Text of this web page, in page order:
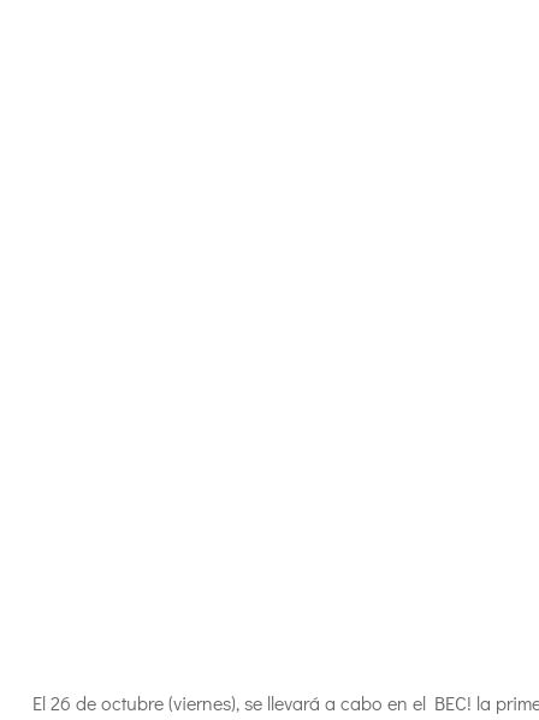
El 26 de octubre (viernes), se llevará a cabo en el BEC! la